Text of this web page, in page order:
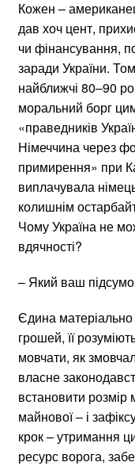
Кожен –
дав хоч цент,
чи фінансування,
заради України.
найближчі 80–90
моральний борг
«праведників
Німеччина через
примирення» при
виплачувала
колишнім
Чому Україна не
вдячності?
– Який ваш
Єдина
грошей, її
мовчати, як
власне
встановити
майнової – і
крок – утримання
ресурс ворога,